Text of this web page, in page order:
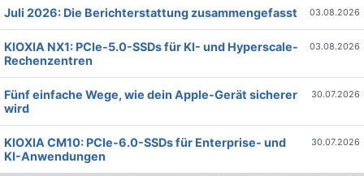
Juli 2026: Die Bericht­erstattung zusammengefasst 03.08.2026
KIOXIA NX1: PCIe-5.0-SSDs für KI- und Hyperscale-
Rechenzentren
03.08.2026
Fünf einfache Wege, wie dein Apple-Gerät sicherer
wird
30.07.2026
KIOXIA CM10: PCIe-6.0-SSDs für Enterprise- und
KI-Anwendungen
30.07.2026